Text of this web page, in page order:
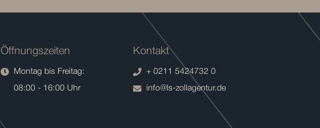
Öffnungszeiten
Montag bis Freitag:
08:00 - 16:00 Uhr
Kontakt
+ 0211 5424732 0
info@ls-zollagentur.de